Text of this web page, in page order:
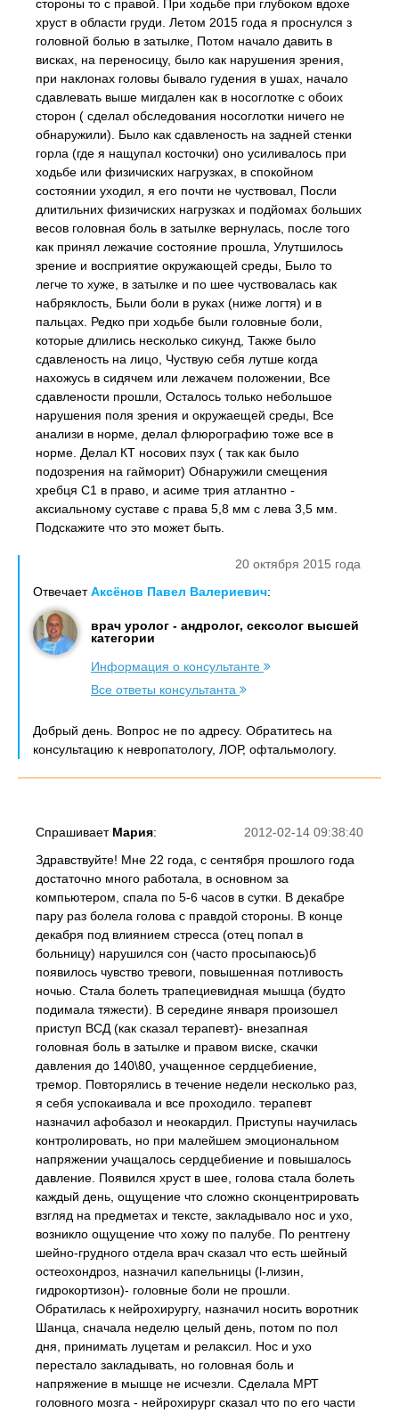
стороны то с правой. При ходьбе при глубоком вдохе
хруст в области груди. Летом 2015 года я проснулся з
головной болью в затылке, Потом начало давить в
висках, на переносицу, было как нарушения зрения,
при наклонах головы бывало гудения в ушах, начало
сдавлевать выше мигдален как в носоглотке с обоих
сторон ( сделал обследования носоглотки ничего не
обнаружили). Было как сдавленость на задней стенки
горла (где я нащупал косточки) оно усиливалось при
ходьбе или физичиских нагрузках, в спокойном
состоянии уходил, я его почти не чуствовал, Посли
длитильних физичиских нагрузках и подйомах больших
весов головная боль в затылке вернулась, после того
как принял лежачие состояние прошла, Улутшилось
зрение и восприятие окружающей среды, Было то
легче то хуже, в затылке и по шее чуствовалась как
набряклость, Были боли в руках (ниже логтя) и в
пальцах. Редко при ходьбе были головные боли,
которые длились несколько сикунд, Также было
сдавленость на лицо, Чуствую себя лутше когда
нахожусь в сидячем или лежачем положении, Все
сдавлености прошли, Осталось только небольшое
нарушения поля зрения и окружаещей среды, Все
анализи в норме, делал флюрографию тоже все в
норме. Делал КТ носових пзух ( так как было
подозрения на гайморит) Обнаружили смещения
хребця С1 в право, и асиме трия атлантно -
аксиальному суставе с права 5,8 мм с лева 3,5 мм.
Подскажите что это может быть.
20 октября 2015 года
ОтвечаетАксёнов Павел Валериевич:
врач уролог - андролог, сексолог высшей
категории
Информация о консультанте
Все ответы консультанта
Добрый день. Вопрос не по адресу. Обратитесь на
консультацию к невропатологу, ЛОР, офтальмологу.
2012-02-14 09:38:40
Спрашивает Мария:
Здравствуйте! Мне 22 года, с сентября прошлого года
достаточно много работала, в основном за
компьютером, спала по 5-6 часов в сутки. В декабре
пару раз болела голова с правдой стороны. В конце
декабря под влиянием стресса (отец попал в
больницу) нарушился сон (часто просыпаюсь)б
появилось чувство тревоги, повышенная потливость
ночью. Стала болеть трапециевидная мышца (будто
подимала тяжести). В середине января произошел
приступ ВСД (как сказал терапевт)- внезапная
головная боль в затылке и правом виске, скачки
давления до 140\80, учащенное сердцебиение,
тремор. Повторялись в течение недели несколько раз,
я себя успокаивала и все проходило. терапевт
назначил афобазол и неокардил. Приступы научилась
контролировать, но при малейшем эмоциональном
напряжении учащалось сердцебиение и повышалось
давление. Появился хруст в шее, голова стала болеть
каждый день, ощущение что сложно сконцентрировать
взгляд на предметах и тексте, закладывало нос и ухо,
возникло ощущение что хожу по палубе. По рентгену
шейно-грудного отдела врач сказал что есть шейный
остеохондроз, назначил капельницы (l-лизин,
гидрокортизон)- головные боли не прошли.
Обратилась к нейрохирургу, назначил носить воротник
Шанца, сначала неделю целый день, потом по пол
дня, принимать луцетам и релаксил. Нос и ухо
перестало закладывать, но головная боль и
напряжение в мышце не исчезли. Сделала МРТ
головного мозга - нейрохирург сказал что по его части